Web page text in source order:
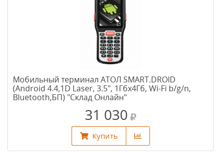
Мобильный терминал АТОЛ SMART.DROID
(Android 4.4,1D Laser, 3.5", 1Гбх4Гб, Wi-Fi b/g/n,
Bluetooth,БП) "Склад Онлайн"
31 030
Купить